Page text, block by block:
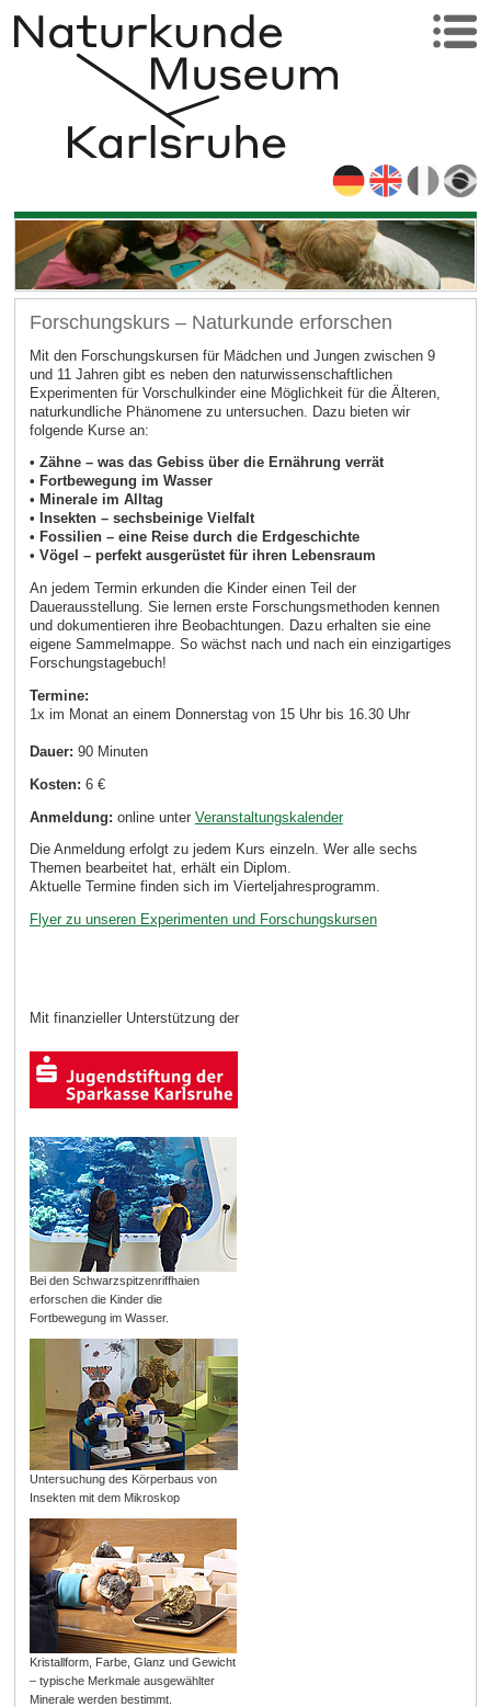
Forschungskurs – Naturkunde erforschen
Mit den Forschungskursen für Mädchen und Jungen zwischen 9
und 11 Jahren gibt es neben den naturwissenschaftlichen
Experimenten für Vorschulkinder eine Möglichkeit für die Älteren,
naturkundliche Phänomene zu untersuchen. Dazu bieten wir
folgende Kurse an:
• Zähne – was das Gebiss über die Ernährung verrät
• Fortbewegung im Wasser
• Minerale im Alltag
• Insekten – sechsbeinige Vielfalt
• Fossilien – eine Reise durch die Erdgeschichte
• Vögel – perfekt ausgerüstet für ihren Lebensraum
An jedem Termin erkunden die Kinder einen Teil der
Dauerausstellung. Sie lernen erste Forschungsmethoden kennen
und dokumentieren ihre Beobachtungen. Dazu erhalten sie eine
eigene Sammelmappe. So wächst nach und nach ein einzigartiges
Forschungstagebuch!
Termine:
1x im Monat an einem Donnerstag von 15 Uhr bis 16.30 Uhr
Dauer: 90 Minuten
Kosten: 6 €
Anmeldung: online unter Veranstaltungskalender
Die Anmeldung erfolgt zu jedem Kurs einzeln. Wer alle sechs
Themen bearbeitet hat, erhält ein Diplom.
Aktuelle Termine finden sich im Vierteljahresprogramm.
Flyer zu unseren Experimenten und Forschungskursen
Mit finanzieller Unterstützung der
Bei den Schwarzspitzenriffhaien
erforschen die Kinder die
Fortbewegung im Wasser.
Untersuchung des Körperbaus von
Insekten mit dem Mikroskop
Kristallform, Farbe, Glanz und Gewicht
– typische Merkmale ausgewählter
Minerale werden bestimmt.